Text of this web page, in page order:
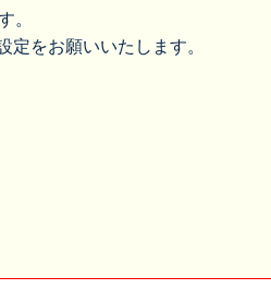
をお願いいたします。